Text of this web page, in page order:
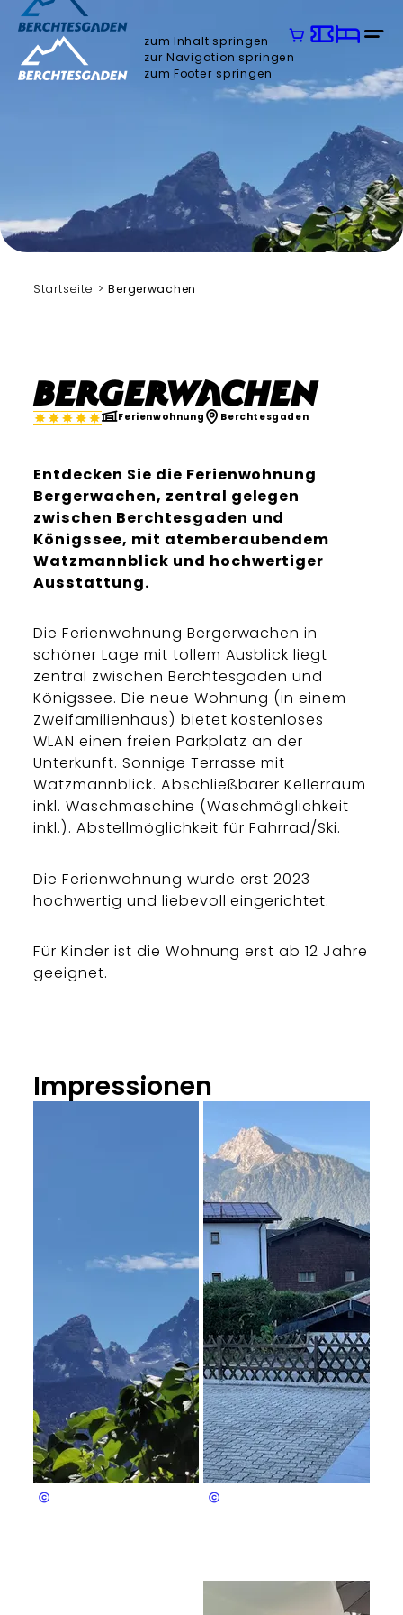
zum Inhalt springen
zur Navigation springen
zum Footer springen
Startseite Bergerwachen
Bergerwachen
Ferienwohnung Berchtesgaden
Entdecken Sie die Ferienwohnung
Bergerwachen, zentral gelegen
zwischen Berchtesgaden und
Königssee, mit atemberaubendem
Watzmannblick und hochwertiger
Ausstattung.
Die Ferienwohnung Bergerwachen in
schöner Lage mit tollem Ausblick liegt
zentral zwischen Berchtesgaden und
Königssee. Die neue Wohnung (in einem
Zweifamilienhaus) bietet kostenloses
WLAN einen freien Parkplatz an der
Unterkunft. Sonnige Terrasse mit
Watzmannblick. Abschließbarer Kellerraum
inkl. Waschmaschine (Waschmöglichkeit
inkl.). Abstellmöglichkeit für Fahrrad/Ski.
Die Ferienwohnung wurde erst 2023
hochwertig und liebevoll eingerichtet.
Für Kinder ist die Wohnung erst ab 12 Jahre
geeignet.
Impressionen
Andreas und Serena Strobl Strobl